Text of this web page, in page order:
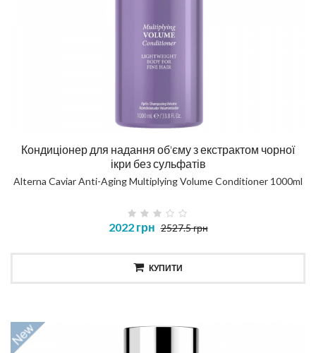
Кондиціонер для надання об'єму з екстрактом чорної
ікри без сульфатів
Alterna Caviar Anti-Aging Multiplying Volume Conditioner 1000ml
2022 грн 2527.5 грн
КУПИТИ